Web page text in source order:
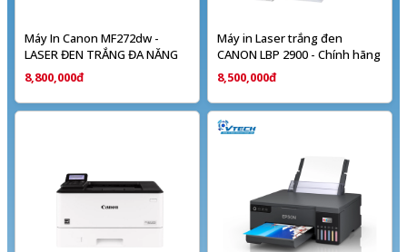
Máy In Canon MF272dw -
LASER ĐEN TRẮNG ĐA NĂNG
8,800,000đ
Máy in Laser trắng đen
CANON LBP 2900 - Chính hãng
8,500,000đ